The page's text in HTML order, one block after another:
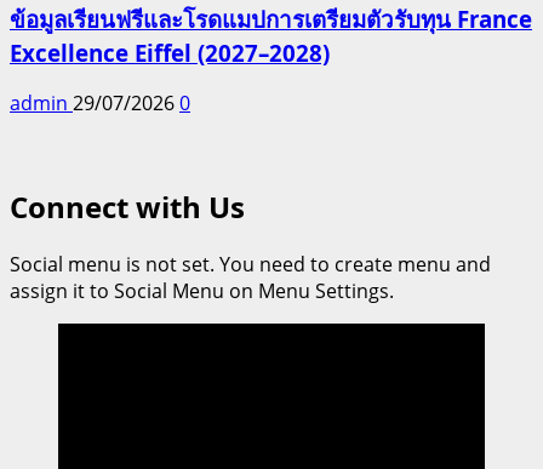
ข้อมูลเรียนฟรีและโรดแมปการเตรียมตัวรับทุน France
Excellence Eiffel (2027–2028)
admin 29/07/20260
Connect with Us
Social menu is not set. You need to create menu and
assign it to Social Menu on Menu Settings.